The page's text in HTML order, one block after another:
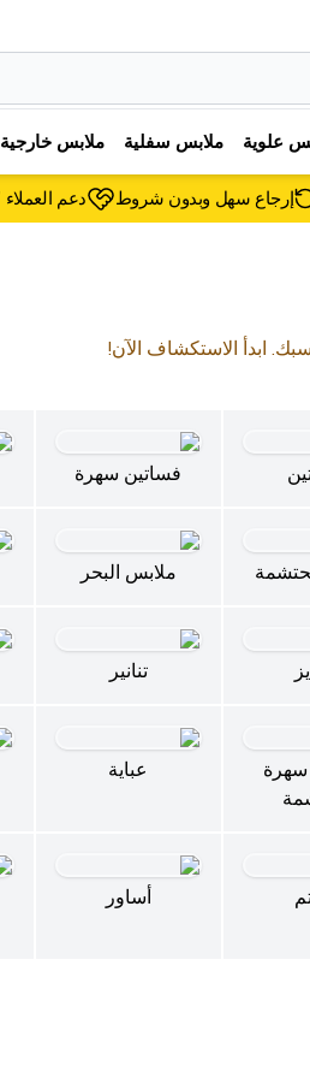
علوية ملابس سفلية ملابس خارجية
إرجاع سهل وبدون شروط دعم العملاء 24/7
ابدأ الاستكشاف الآن!
فساتين سهرة
ملابس البحر
تنانير
سهرة
عباية
أساور